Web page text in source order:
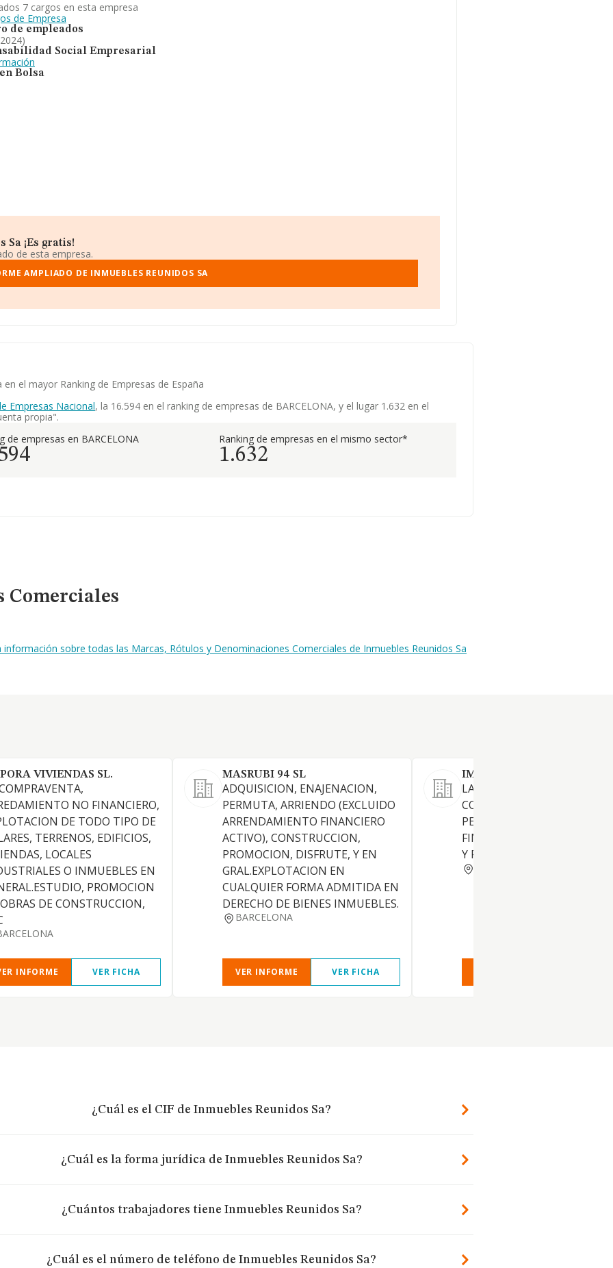
7 cargos en esta empresa
de Empresa
de empleados
Social Empresarial
Bolsa
¡Es gratis!
de esta empresa.
AMPLIADO DE INMUEBLES REUNIDOS SA
el mayor Ranking de Empresas de España
Empresas Nacional, la 16.594 en el ranking de empresas de BARCELONA, y el lugar 1.632 en el
propia".
de empresas en BARCELONA Ranking de empresas en el mismo sector*
1.632
Comerciales
información sobre todas las Marcas, Rótulos y Denominaciones Comerciales de Inmuebles Reunidos Sa
VIVIENDAS SL.
NO FINANCIERO,
DE TODO TIPO DE
TERRENOS, EDIFICIOS,
LOCALES
O INMUEBLES EN
PROMOCION
DE CONSTRUCCION,
INFORME VER FICHA
MASRUBI 94 SL
ADQUISICION, ENAJENACION,
PERMUTA, ARRIENDO (EXCLUIDO
ARRENDAMIENTO FINANCIERO
ACTIVO), CONSTRUCCION,
PROMOCION, DISFRUTE, Y EN
GRAL.EXPLOTACION EN
CUALQUIER FORMA ADMITIDA EN
DERECHO DE BIENES INMUEBLES.
BARCELONA
VER INFORME VER FICHA
IMMOBLES LECHA SOLER
LA PROMOCION,
CONSTRUCCION,
PERMUTA Y
FINCAS URBANAS,
Y RUSTICAS.
¿Cuál es el CIF de Inmuebles Reunidos Sa?
¿Cuál es la forma jurídica de Inmuebles Reunidos Sa?
¿Cuántos trabajadores tiene Inmuebles Reunidos Sa?
¿Cuál es el número de teléfono de Inmuebles Reunidos Sa?